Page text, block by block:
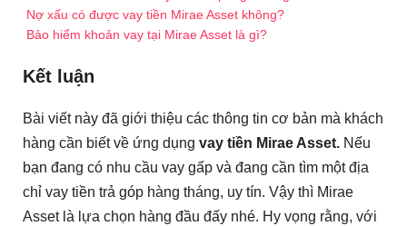
Nợ xấu có được vay tiền Mirae Asset không?
Bảo hiểm khoản vay tại Mirae Asset là gì?
Kết luận
Bài viết này đã giới thiệu các thông tin cơ bản mà khách
hàng cần biết về ứng dụng vay tiền Mirae Asset. Nếu
bạn đang có nhu cầu vay gấp và đang cần tìm một địa
chỉ vay tiền trả góp hàng tháng, uy tín. Vậy thì Mirae
Asset là lựa chọn hàng đầu đấy nhé. Hy vọng rằng, với